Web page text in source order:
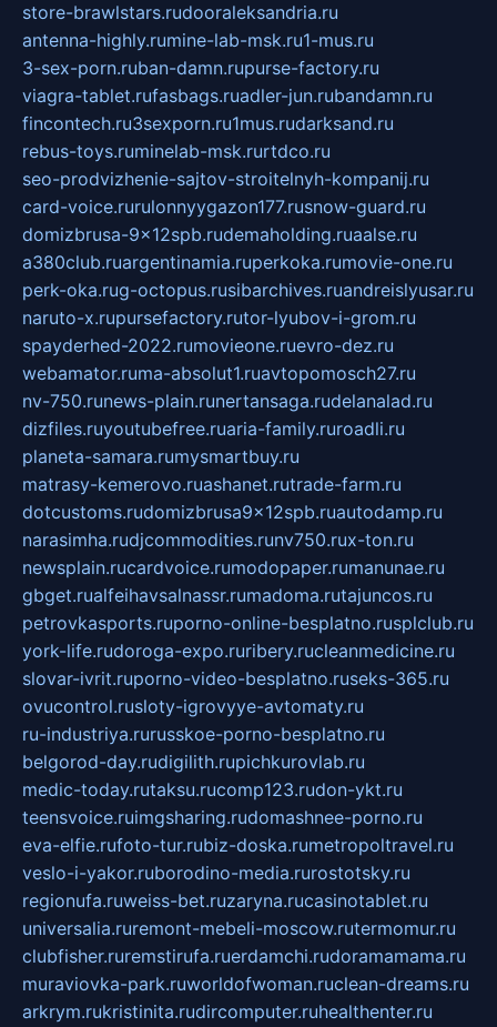
store-brawlstars.rudooraleksandria.ru
antenna-highly.rumine-lab-msk.ru1-mus.ru
3-sex-porn.ruban-damn.rupurse-factory.ru
viagra-tablet.rufasbags.ruadler-jun.rubandamn.ru
fincontech.ru3sexporn.ru1mus.rudarksand.ru
rebus-toys.ruminelab-msk.rurtdco.ru
seo-prodvizhenie-sajtov-stroitelnyh-kompanij.ru
card-voice.rurulonnyygazon177.rusnow-guard.ru
domizbrusa-9x12spb.rudemaholding.ruaalse.ru
a380club.ruargentinamia.ruperkoka.rumovie-one.ru
perk-oka.rug-octopus.rusibarchives.ruandreislyusar.ru
naruto-x.rupursefactory.rutor-lyubov-i-grom.ru
spayderhed-2022.rumovieone.ruevro-dez.ru
webamator.ruma-absolut1.ruavtopomosch27.ru
nv-750.runews-plain.runertansaga.rudelanalad.ru
dizfiles.ruyoutubefree.ruaria-family.ruroadli.ru
planeta-samara.rumysmartbuy.ru
matrasy-kemerovo.ruashanet.rutrade-farm.ru
dotcustoms.rudomizbrusa9x12spb.ruautodamp.ru
narasimha.rudjcommodities.runv750.rux-ton.ru
newsplain.rucardvoice.rumodopaper.rumanunae.ru
gbget.rualfeihavsalnassr.rumadoma.rutajuncos.ru
petrovkasports.ruporno-online-besplatno.rusplclub.ru
york-life.rudoroga-expo.ruribery.rucleanmedicine.ru
slovar-ivrit.ruporno-video-besplatno.ruseks-365.ru
ovucontrol.rusloty-igrovyye-avtomaty.ru
ru-industriya.rurusskoe-porno-besplatno.ru
belgorod-day.rudigilith.rupichkurovlab.ru
medic-today.rutaksu.rucomp123.rudon-ykt.ru
teensvoice.ruimgsharing.rudomashnee-porno.ru
eva-elfie.rufoto-tur.rubiz-doska.rumetropoltravel.ru
veslo-i-yakor.ruborodino-media.rurostotsky.ru
regionufa.ruweiss-bet.ruzaryna.rucasinotablet.ru
universalia.ruremont-mebeli-moscow.rutermomur.ru
clubfisher.ruremstirufa.ruerdamchi.rudoramamama.ru
muraviovka-park.ruworldofwoman.ruclean-dreams.ru
arkrym.rukristinita.rudircomputer.ruhealthenter.ru